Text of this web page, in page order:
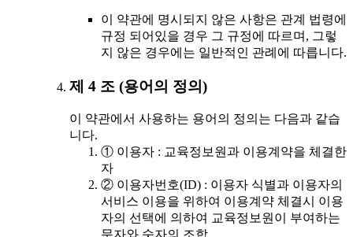
이 약관에 명시되지 않은 사항은 관계 법령에
규정 되어있을 경우 그 규정에 따르며, 그렇
지 않은 경우에는 일반적인 관례에 따릅니다.
제 4 조 (용어의 정의)
이 약관에서 사용하는 용어의 정의는 다음과 같습
니다.
① 이용자 : 교육정보원과 이용계약을 체결한
자
② 이용자번호(ID) : 이용자 식별과 이용자의
서비스 이용을 위하여 이용계약 체결시 이용
자의 선택에 의하여 교육정보원이 부여하는